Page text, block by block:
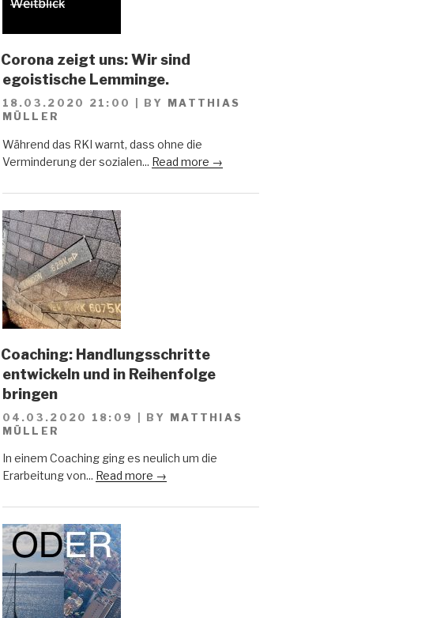
Corona zeigt uns: Wir sind
egoistische Lemminge.
18.03.2020 21:00 BY
MATTHIAS
MÜLLER
Während das RKI warnt, dass ohne die
Verminderung der sozialen... Read more →
Coaching: Handlungsschritte
entwickeln und in Reihenfolge
bringen
04.03.2020 18:09 BY MATTHIAS
MÜLLER
In einem Coaching ging es neulich um die
Erarbeitung von... Read more →